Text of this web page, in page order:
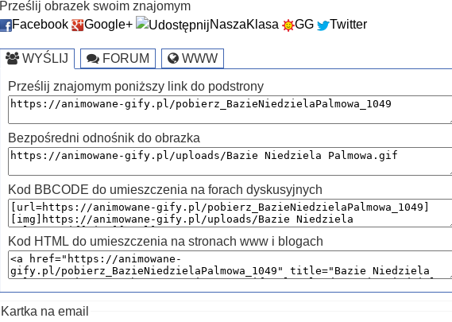
Prześlij obrazek swoim znajomym
Facebook
Google+ NaszaKlasa GG Twitter
WYŚLIJ FORUM WWW
Prześlij znajomym poniższy link do podstrony
Bezpośredni odnośnik do obrazka
Kod BBCODE do umieszczenia na forach dyskusyjnych
Kod HTML do umieszczenia na stronach www i blogach
Kartka na email